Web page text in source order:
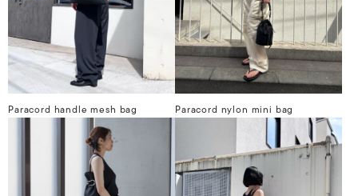
Paracord handle mesh bag Paracord nylon mini bag